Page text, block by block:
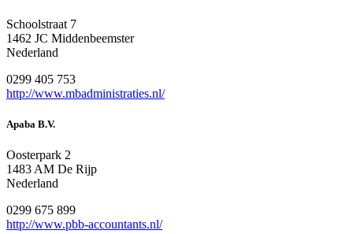
Schoolstraat 7
1462 JC Middenbeemster
Nederland
0299 405 753
http://www.mbadministraties.nl/
Apaba B.V.
Oosterpark 2
1483 AM De Rijp
Nederland
0299 675 899
http://www.pbb-accountants.nl/